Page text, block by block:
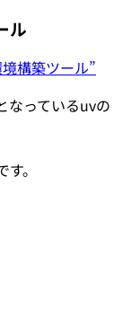
ル
構築ツール”
なっているuvの
。